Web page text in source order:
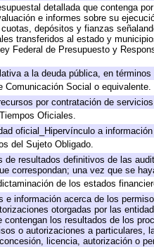
detallada que contenga
e informes sobre su
depósitos y fianzas
transferidos al estado y
Federal de Presupuesto y
a la deuda pública, en
Comunicación Social o equivalente.
por contratación de
Oficiales.
oficial_Hipervínculo a
del Sujeto Obligado.
resultados definitivos de las
correspondan; una vez que se
de los estados
e información acerca de los
otorgadas por las
los resultados de los
o autorizaciones a particulares,
licencia, autorización o